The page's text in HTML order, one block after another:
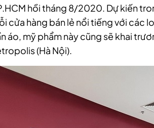
hồi tháng 8/2020. Dự kiến
cửa hàng bán lẻ nổi tiếng với các
áo, mỹ phẩm này cũng sẽ khai
(Hà Nội).